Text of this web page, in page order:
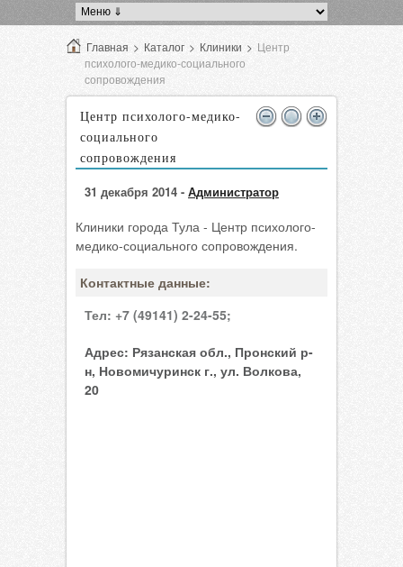
Главная > Каталог > Клиники > Центр
психолого-медико-социального
сопровождения
Центр психолого-медико-
социального
сопровождения
31 декабря 2014 - Администратор
Клиники города Тула - Центр психолого-
медико-социального сопровождения.
Контактные данные:
Тел: +7 (49141) 2-24-55;
Адрес: Рязанская обл., Пронский р-
н, Новомичуринск г., ул. Волкова,
20